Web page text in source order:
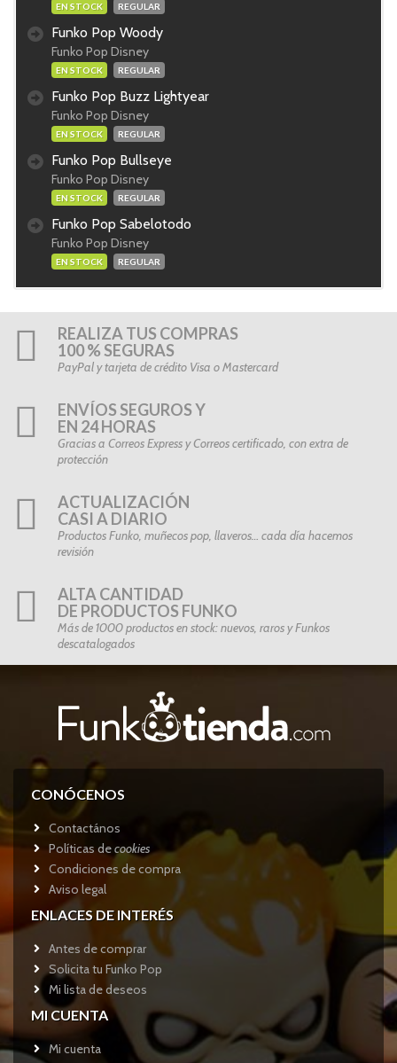
EN STOCK REGULAR
Funko Pop Woody
Funko Pop Disney
EN STOCK REGULAR
Funko Pop Buzz Lightyear
Funko Pop Disney
EN STOCK REGULAR
Funko Pop Bullseye
Funko Pop Disney
EN STOCK REGULAR
Funko Pop Sabelotodo
Funko Pop Disney
EN STOCK REGULAR
REALIZA TUS COMPRAS
100 % SEGURAS
PayPal y tarjeta de crédito Visa o Mastercard
ENVÍOS SEGUROS Y
EN 24 HORAS
Gracias a Correos Express y Correos certificado, con extra de
protección
ACTUALIZACIÓN
CASI A DIARIO
Productos Funko, muñecos pop, llaveros… cada día hacemos
revisión
ALTA CANTIDAD
DE PRODUCTOS FUNKO
Más de 1000 productos en stock: nuevos, raros y Funkos
descatalogados
CONÓCENOS
Contactános
Políticas decookies
Condiciones de compra
Aviso legal
ENLACES DE INTERÉS
Antes de comprar
Solicita tu Funko Pop
Mi lista de deseos
MI CUENTA
Mi cuenta